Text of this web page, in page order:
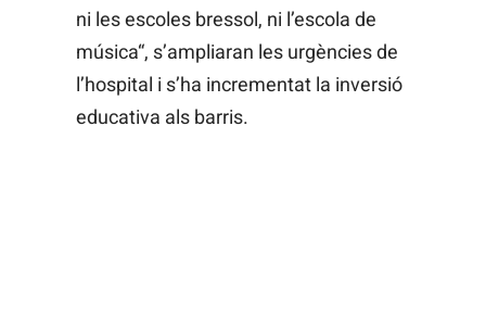
ni les escoles bressol, ni l’escola de
música“, s’ampliaran les urgències de
l’hospital i s’ha incrementat la inversió
educativa als barris.